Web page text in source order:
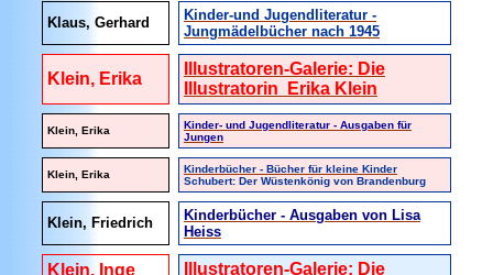
Klaus, Gerhard
Kinder-und Jugendliteratur -
Jungmädelbücher nach 1945
Klein, Erika
Illustratoren-Galerie: Die
Illustratorin Erika Klein
Klein, Erika
Kinder- und Jugendliteratur - Ausgaben für
Jungen
Klein, Erika
Kinderbücher - Bücher für kleine Kinder
Schubert: Der Wüstenkönig von Brandenburg
Klein, Friedrich
Kinderbücher - Ausgaben von Lisa
Heiss
Klein, Inge
Illustratoren-Galerie: Die